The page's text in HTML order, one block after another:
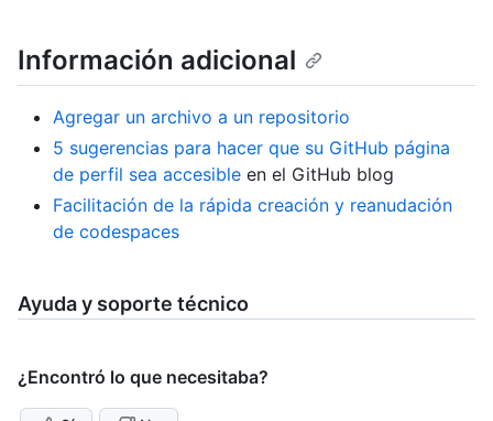
Información adicional
Agregar un archivo a un repositorio
5 sugerencias para hacer que su GitHub página
de perfil sea accesible en el GitHub blog
Facilitación de la rápida creación y reanudación
de codespaces
Ayuda y soporte técnico
¿Encontró lo que necesitaba?